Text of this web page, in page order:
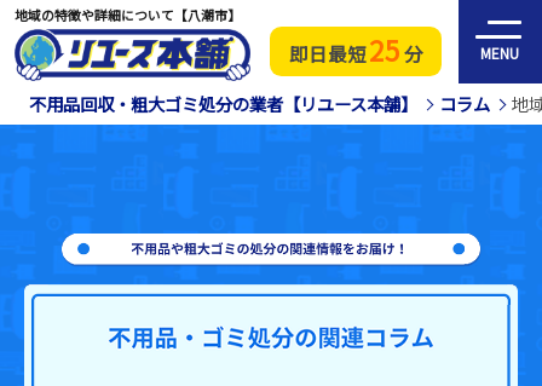
即日最短25分 MENU
地域の特徴や詳細について【八潮市】
不用品回収・粗大ゴミ処分の業者【リユース本舗】 コラム 地